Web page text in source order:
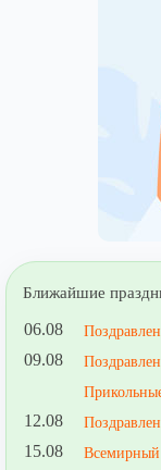
Ближайшие
06.08
09.08
12.08
15.08